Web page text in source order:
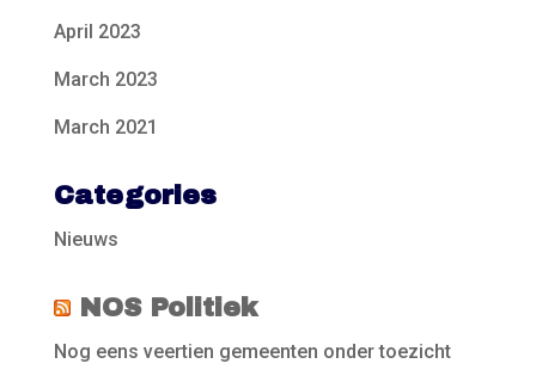
April 2023
March 2023
March 2021
Categories
Nieuws
NOS Politiek
Nog eens veertien gemeenten onder toezicht